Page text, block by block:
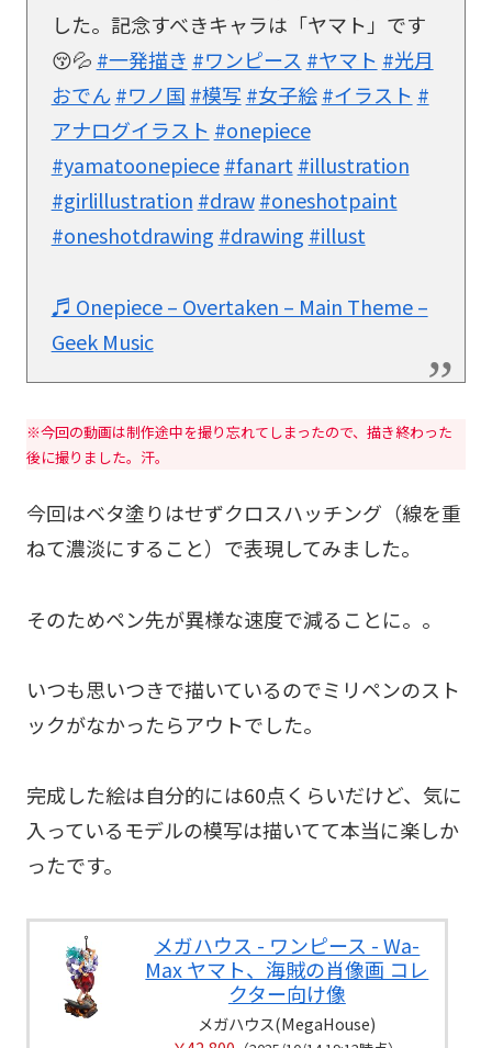
した。記念すべきキャラは「ヤマト」です
😚💦 #一発描き #ワンピース #ヤマト #光月
おでん #ワノ国 #模写 #女子絵 #イラスト #
アナログイラスト #onepiece
#yamatoonepiece #fanart #illustration
#girlillustration #draw #oneshotpaint
#oneshotdrawing #drawing #illust
♬ Onepiece – Overtaken – Main Theme –
Geek Music
※今回の動画は制作途中を撮り忘れてしまったので、描き終わった
後に撮りました。汗。
今回はベタ塗りはせずクロスハッチング（線を重
ねて濃淡にすること）で表現してみました。
そのためペン先が異様な速度で減ることに。。
いつも思いつきで描いているのでミリペンのスト
ックがなかったらアウトでした。
完成した絵は自分的には60点くらいだけど、気に
入っているモデルの模写は描いてて本当に楽しか
ったです。
メガハウス - ワンピース - Wa-
Max ヤマト、海賊の肖像画 コレ
クター向け像
メガハウス(MegaHouse)